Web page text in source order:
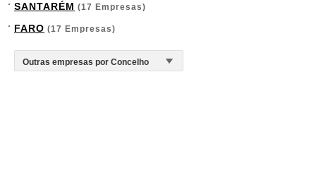
SANTARÉM (17 Empresas)
FARO (17 Empresas)